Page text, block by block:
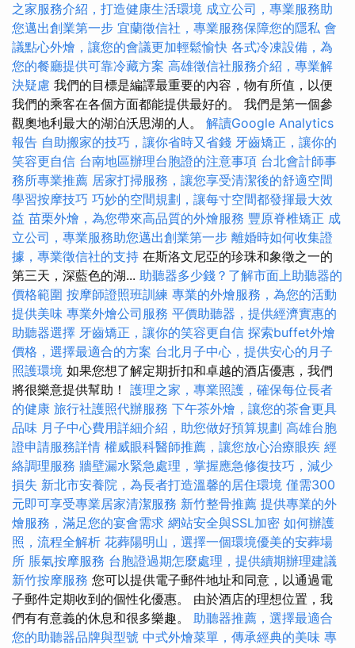
之家服務介紹，打造健康生活環境 成立公司，專業服務助
您邁出創業第一步 宜蘭徵信社，專業服務保障您的隱私 會
議點心外燴，讓您的會議更加輕鬆愉快 各式冷凍設備，為
您的餐廳提供可靠冷藏方案 高雄徵信社服務介紹，專業解
決疑慮 我們的目標是編譯最重要的內容，物有所值，以便
我們的乘客在各個方面都能提供最好的。 我們是第一個參
觀奧地利最大的湖泊沃思湖的人。 解讀Google Analytics
報告 自助搬家的技巧，讓你省時又省錢 牙齒矯正，讓你的
笑容更自信 台南地區辦理台胞證的注意事項 台北會計師事
務所專業推薦 居家打掃服務，讓您享受清潔後的舒適空間
學習按摩技巧 巧妙的空間規劃，讓每寸空間都發揮最大效
益 苗栗外燴，為您帶來高品質的外燴服務 豐原脊椎矯正 成
立公司，專業服務助您邁出創業第一步 離婚時如何收集證
據，專業徵信社的支持 在斯洛文尼亞的珍珠和象徵之一的
第三天，深藍色的湖... 助聽器多少錢？了解市面上助聽器的
價格範圍 按摩師證照班訓練 專業的外燴服務，為您的活動
提供美味 專業外燴公司服務 平價助聽器，提供經濟實惠的
助聽器選擇 牙齒矯正，讓你的笑容更自信 探索buffet外燴
價格，選擇最適合的方案 台北月子中心，提供安心的月子
照護環境 如果您想了解定期折扣和卓越的酒店優惠，我們
將很樂意提供幫助！ 護理之家，專業照護，確保每位長者
的健康 旅行社護照代辦服務 下午茶外燴，讓您的茶會更具
品味 月子中心費用詳細介紹，助您做好預算規劃 高雄台胞
證申請服務詳情 權威眼科醫師推薦，讓您放心治療眼疾 經
絡調理服務 牆壁漏水緊急處理，掌握應急修復技巧，減少
損失 新北市安養院，為長者打造溫馨的居住環境 僅需300
元即可享受專業居家清潔服務 新竹整骨推薦 提供專業的外
燴服務，滿足您的宴會需求 網站安全與SSL加密 如何辦護
照，流程全解析 花葬陽明山，選擇一個環境優美的安葬場
所 脹氣按摩服務 台胞證過期怎麼處理，提供續期辦理建議
新竹按摩服務 您可以提供電子郵件地址和同意，以通過電
子郵件定期收到的個性化優惠。 由於酒店的理想位置，我
們有有意義的休息和很多樂趣。 助聽器推薦，選擇最適合
您的助聽器品牌與型號 中式外燴菜單，傳承經典的美味 專